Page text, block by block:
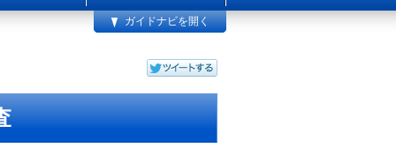
ガイドナビを開く